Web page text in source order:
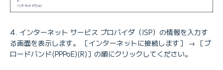
インターネット サービス プロバイダ（ISP）の情報を入力す
る画面を表示します。 ［インターネットに接続します］ → ［ブ
ロードバンド(PPPoE)(R)］の順にクリックしてください。